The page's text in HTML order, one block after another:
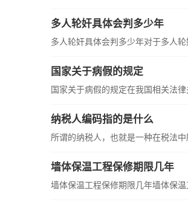
多人轮奸具体会判多少年
多人轮奸具体会判多少年对于多人
国家关于病假的规定
国家关于病假的规定在我国相关法
纳税人编码指的是什么
所谓的纳税人，也就是一种在税法
墙体保温工程保修期限几年
墙体保温工程保修期限几年墙体保